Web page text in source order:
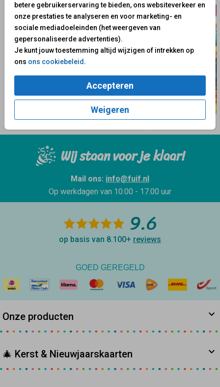
betere gebruikerservaring te bieden, ons websiteverkeer en
onze prestaties te analyseren en voor marketing- en
sociale mediadoeleinden (het weergeven van
gepersonaliseerde advertenties).
Je kunt jouw toestemming altijd wijzigen of intrekken op
ons ons cookiebeleid.
Accepteren
Weigeren
Wij staan voor je klaar!
Mail ons: info@fuif.nl
Op werkdagen van 10.00 - 17.00 uur
9.6
op basis van 8.100+ reviews
GOED GEREGELD
Onze producten
🎄 Kerst & Nieuwjaarskaarten